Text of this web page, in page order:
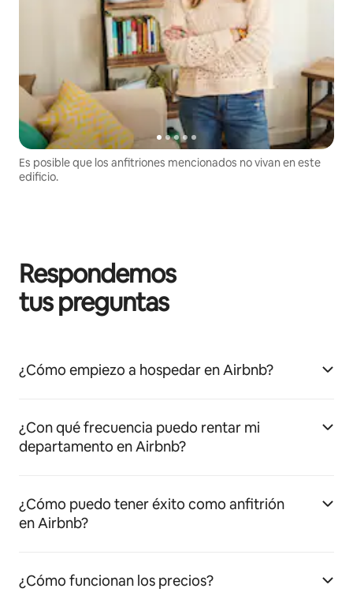
Es posible que los anfitriones mencionados no vivan en este
edificio.
Respondemos
tus preguntas
¿Cómo empiezo a hospedar en Airbnb?
¿Con qué frecuencia puedo rentar mi
departamento en Airbnb?
¿Cómo puedo tener éxito como anfitrión
en Airbnb?
¿Cómo funcionan los precios?